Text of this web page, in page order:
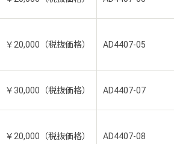
￥20,000（税抜価格） AD4407-05
￥30,000（税抜価格） AD4407-07
￥20,000（税抜価格） AD4407-08